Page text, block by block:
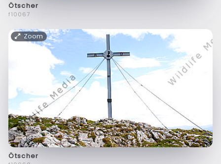
Ötscher
f10067
Zoom
Ötscher